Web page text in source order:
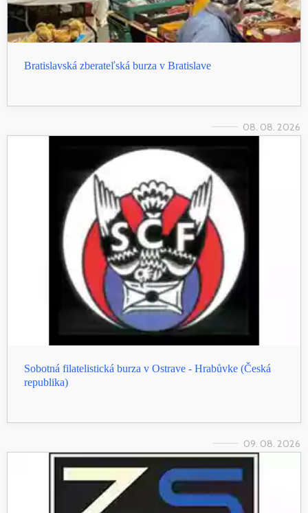
Bratislavská zberateľská burza v Bratislave
08. 08. 2026
Sobotná filatelistická burza v Ostrave - Hrabůvke (Česká
republika)
09. 08. 2026